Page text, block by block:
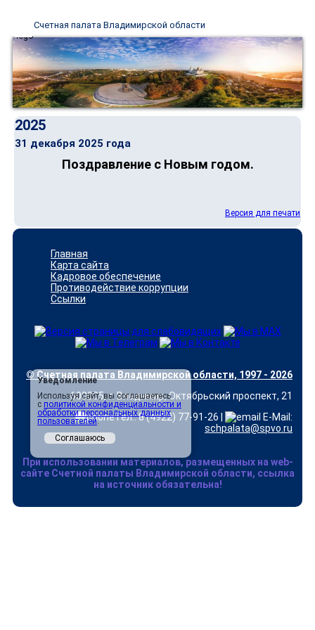
Счетная палата Владимирской области
2025
31 декабря 2025 года
Поздравление с Новым годом.
Версия для печати
Главная
Карта сайта
Кадровое обеспечение
Противодействие коррупции
Ссылки
© Счетная палата Владимирской области, 1997 - 2026
600005, г. Владимир, Октябрьский проспект, 21
Тел.: 8 (4922) 77-91-26 |
E-Mail:
schpalata@spvo.ru
При использовании материалов, размещенных на web-
сайте Счетной палаты Владимирской области, ссылка
на источник обязательна!
Уведомление
Используя сайт, вы соглашаетесь
с политикой конфиденциальности и
обработки персональных данных
пользователей.
Соглашаюсь